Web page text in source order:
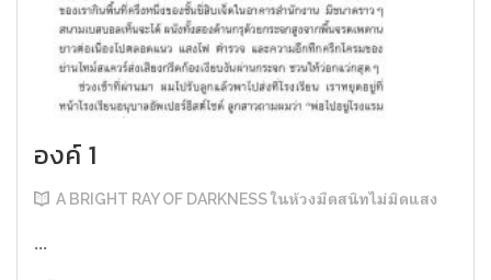
องค์ 1
A BRIGHT RAY OF DARKNESS ในห้วงมืดสนิทไม่มิดแสง
...